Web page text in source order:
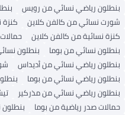
بنطلون رياضي نسائي من رويس
شورت نسائي من كالفن كلاين
كنزة
كنزة نسائية من كالفن كلاين
بنطلون نسائي من بوما
بنطلون
بنطلون رياضي نسائي من أديداس
بنطلون رياضي نسائي من بوما
بنطلون رياضي نسائي من مذركير
حمالات صدر رياضية من بوما